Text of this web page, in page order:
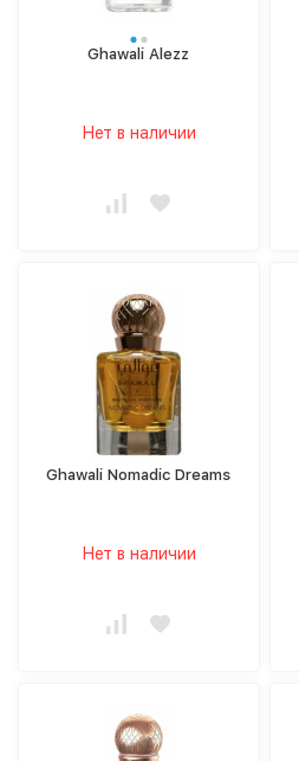
Ghawali Alezz
Нет в наличии
Ghawali Nomadic Dreams
Нет в наличии